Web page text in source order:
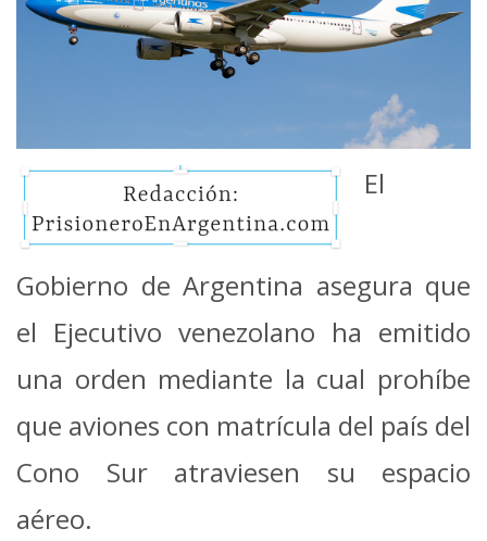
El
Gobierno de Argentina asegura que
el Ejecutivo venezolano ha emitido
una orden mediante la cual prohíbe
que aviones con matrícula del país del
Cono Sur atraviesen su espacio
aéreo.